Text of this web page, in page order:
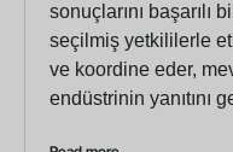
sonuçlarını başarılı
seçilmiş yetkililerle
ve koordine eder,
endüstrinin yanıtını